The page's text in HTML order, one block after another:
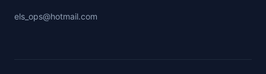
els_ops@hotmail.com